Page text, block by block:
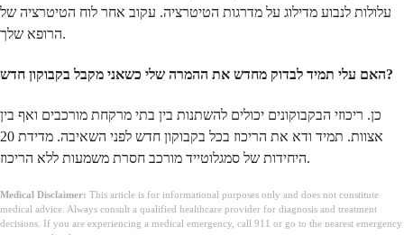
עלולות לנבוע מדילוג על מדרגות הטיטרציה. עקוב אחר לוח הטיטרציה של
הרופא שלך.
האם עלי תמיד לבדוק מחדש את ההמרה שלי כשאני מקבל בקבוקון חדש?
כן. ריכוזי הבקבוקונים יכולים להשתנות בין בתי מרקחת מורכבים ואף בין
אצוות. תמיד ודא את הריכוז בכל בקבוקון חדש לפני השאיבה. מדידת 20
היחידות של סמגלוטייד מורכב חסרת משמעות ללא הריכוז.
Medical Disclaimer: This article is for informational purposes only and does not constitute
medical advice. Always consult a qualified healthcare provider for diagnosis and treatment
decisions. If you are experiencing a medical emergency, call 911 or go to the nearest emergency